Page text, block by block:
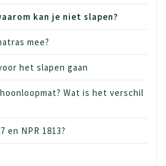
kan je niet slapen?
mee?
het slapen gaan
Wat is het verschil
en NPR 1813?